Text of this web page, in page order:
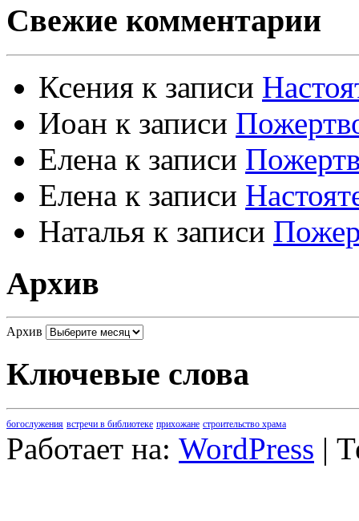
Свежие комментарии
Ксения к записи
Иоан к записи
Елена к записи
Елена к записи
Наталья к записи
Архив
Архив
Ключевые слова
богослужения встречи в библиотеке прихожане строительство храма
Работает на: WordPress |